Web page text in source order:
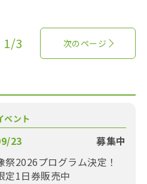
1/3 次のページ
ベント
23
募集中
祭2026プログラム決定！
定1日券販売中